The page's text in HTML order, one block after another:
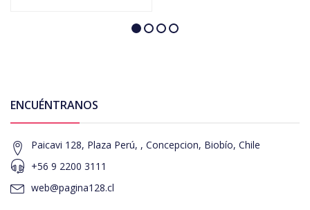
ENCUÉNTRANOS
Paicavi 128, Plaza Perú, , Concepcion, Biobío, Chile
+56 9 2200 3111
web@pagina128.cl